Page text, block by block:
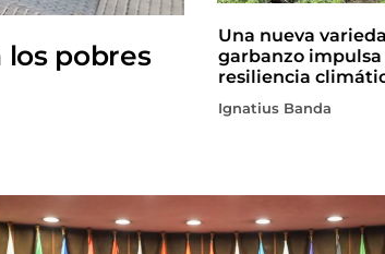
los pobres
Una nueva
garbanzo impulsa
resiliencia
Ignatius Banda